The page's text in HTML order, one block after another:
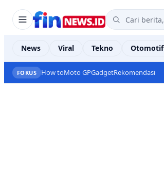
News Viral Tekno Otomotif
FOKUS How toMoto GPGadgetRekomendasi